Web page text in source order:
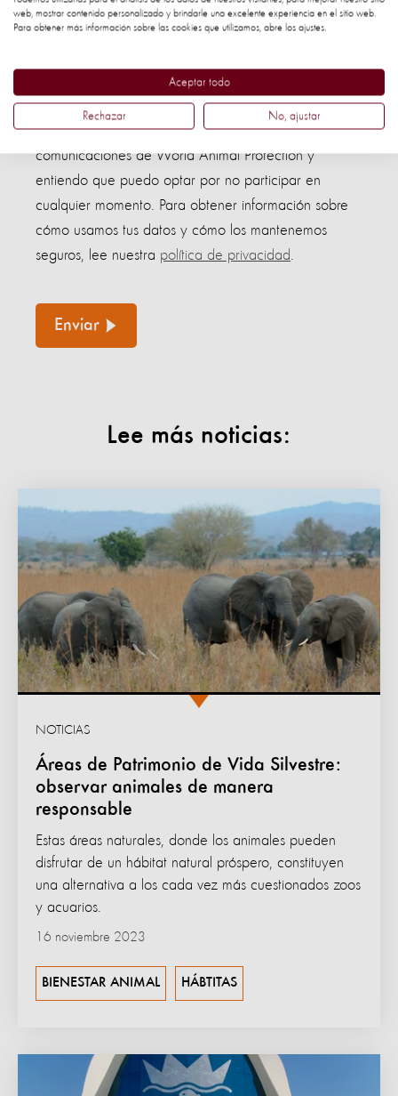
Confirmo que tengo 18 años o más(*)
Al enviar este formulario, acepto recibir más
comunicaciones de World Animal Protection y
entiendo que puedo optar por no participar en
cualquier momento. Para obtener información sobre
cómo usamos tus datos y cómo los mantenemos
seguros, lee nuestra política de privacidad
Enviar
Lee más noticias:
Áreas de Patrimonio de Vida Silvestre:
observar animales de manera
responsable
NOTICIAS
Estas áreas naturales, donde los animales pueden
disfrutar de un hábitat natural próspero, constituyen
una alternativa a los cada vez más cuestionados zoos
y acuarios.
16 noviembre 2023
BIENESTAR ANIMAL HÁBTITAS
web, mostrar contenido personalizado y brindarle una excelente experiencia en el sitio web.
Para obtener más información sobre las cookies que utilizamos, abre los ajustes.
Aceptar todo
Rechazar No, ajustar